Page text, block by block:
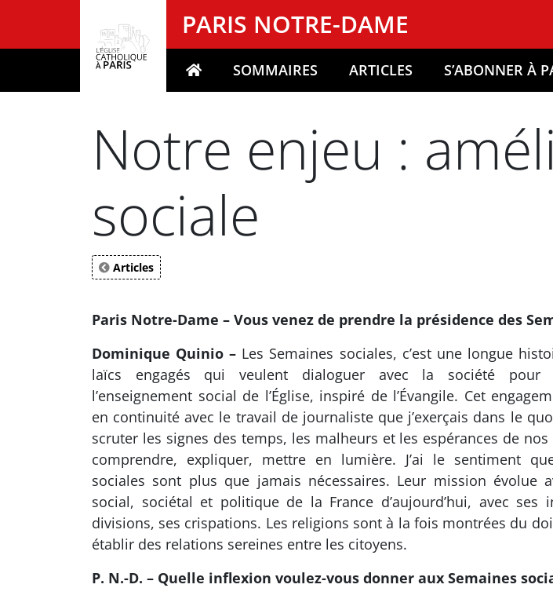
PARIS NOTRE-DAME
Votre rechercheSOMMAIRES ARTICLES S’ABONNER À
Notre enjeu :
sociale
Articles
Paris Notre-Dame – Vous venez de prendre la présidence des
Dominique Quinio – Les Semaines sociales, c’est une longue
laïcs engagés qui veulent dialoguer avec la société pour
l’enseignement social de l’Église, inspiré de l’Évangile. Cet
en continuité avec le travail de journaliste que j’exerçais dans le
scruter les signes des temps, les malheurs et les espérances de
comprendre, expliquer, mettre en lumière. J’ai le sentiment
sociales sont plus que jamais nécessaires. Leur mission évolue
social, sociétal et politique de la France d’aujourd’hui, avec ses
divisions, ses crispations. Les religions sont à la fois montrées du
établir des relations sereines entre les citoyens.
P. N.-D. – Quelle inflexion voulez-vous donner aux Semaines